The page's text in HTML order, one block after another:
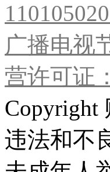
广播电视
营许可证
Copyright
违法和不